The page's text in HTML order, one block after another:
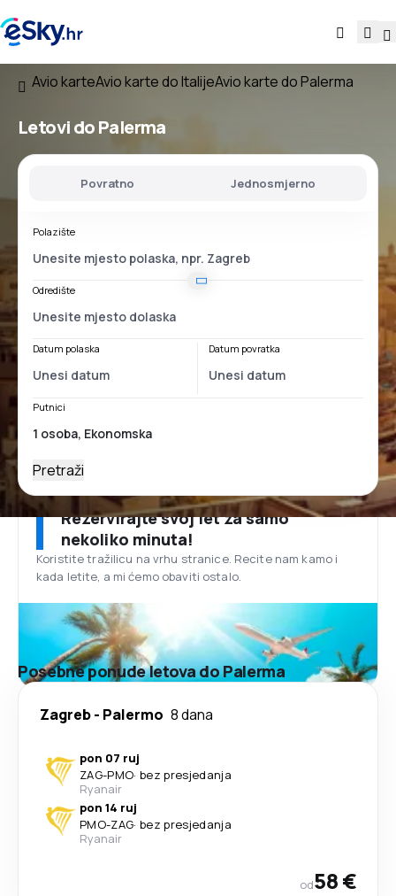
Avio karteAvio karte do ItalijeAvio karte do Palerma
Letovi do Palerma
Povratno Jednosmjerno
Polazište
Odredište
Datum polaska Datum povratka
Putnici
Pretraži
Rezervirajte svoj let za samo
nekoliko minuta!
Koristite tražilicu na vrhu stranice. Recite nam kamo i
kada letite, a mi ćemo obaviti ostalo.
Posebne ponude letova do Palerma
Zagreb- Palermo 8 dana
pon 07 ruj
ZAG-PMO· bez presjedanja
Ryanair
pon 14 ruj
PMO-ZAG· bez presjedanja
Ryanair
od58 €